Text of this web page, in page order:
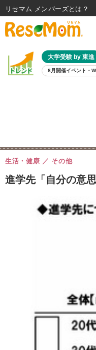
大学受験 by 東進
8月開催イベント・
進学先「自分の意
生活・健康 その他
リセマム メンバーズ